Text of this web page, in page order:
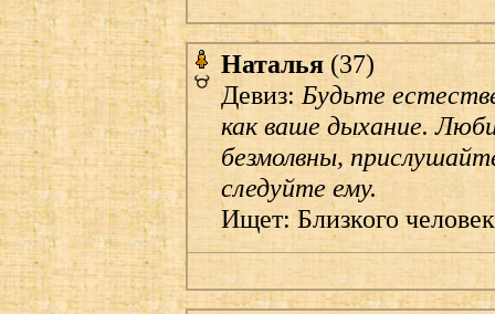
Наталья (37)
Девиз:Будьте
как ваше дыхание.
безмолвны,
следуйте ему.
Ищет: Близкого